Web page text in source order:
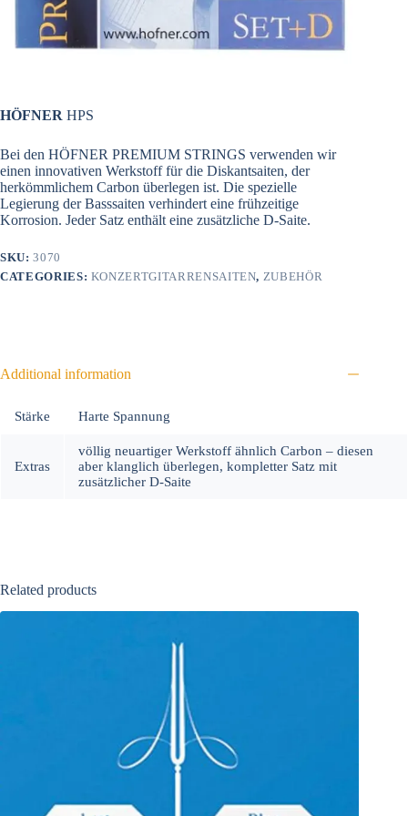
HÖFNER HPS
Bei den HÖFNER PREMIUM STRINGS verwenden wir
einen innovativen Werkstoff für die Diskantsaiten, der
herkömmlichem Carbon überlegen ist. Die spezielle
Legierung der Basssaiten verhindert eine frühzeitige
Korrosion. Jeder Satz enthält eine zusätzliche D-Saite.
SKU:3070
CATEGORIES: KONZERTGITARRENSAITEN, ZUBEHÖR
Additional information
Stärke Harte Spannung
Extras
völlig neuartiger Werkstoff ähnlich Carbon – diesen
aber klanglich überlegen, kompletter Satz mit
zusätzlicher D-Saite
Related products